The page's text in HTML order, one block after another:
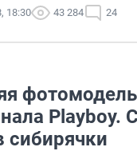
18:30 43 284 24
Playboy.
сибирячки